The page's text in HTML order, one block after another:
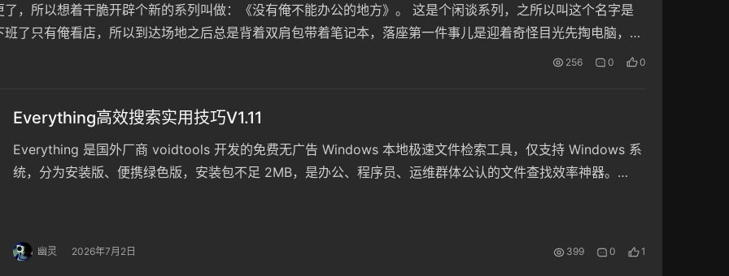
，所以想着干脆开辟个新的系列叫做：《没有俺不能办公的地方》。 这是个闲谈系列，之所以叫这个名字是
了只有俺看店，所以到达场地之后总是背着双肩包带着笔记本，落座第一件事儿是迎着奇怪目光先掏电脑，开
256 0 0
Everything高效搜索实用技巧V1.11
Everything 是国外厂商 voidtools 开发的免费无广告 Windows 本地极速文件检索工具，仅支持 Windows 系
统，分为安装版、便携绿色版，安装包不足 2MB，是办公、程序员、运维群体公认的文件查找效率神器。
幽灵 2026年7月2日 399 0 1